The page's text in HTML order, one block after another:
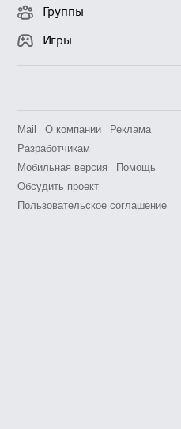
Группы
Игры
Mail О компании
Реклама
Разработчикам
Мобильная версия
Помощь
Обсудить проект
Пользовательское соглашение